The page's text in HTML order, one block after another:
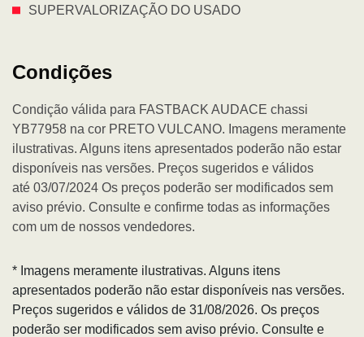
SUPERVALORIZAÇÃO DO USADO
Condições
Condição válida para FASTBACK AUDACE chassi
YB77958 na cor PRETO VULCANO. Imagens meramente
ilustrativas. Alguns itens apresentados poderão não estar
disponíveis nas versões. Preços sugeridos e válidos
até 03/07/2024 Os preços poderão ser modificados sem
aviso prévio. Consulte e confirme todas as informações
com um de nossos vendedores.
* Imagens meramente ilustrativas. Alguns itens
apresentados poderão não estar disponíveis nas versões.
Preços sugeridos e válidos de 31/08/2026. Os preços
poderão ser modificados sem aviso prévio. Consulte e